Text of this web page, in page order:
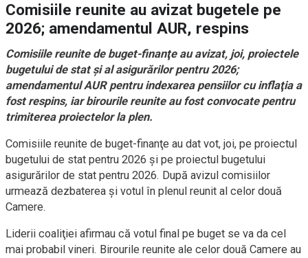
Comisiile reunite au avizat bugetele pe
2026; amendamentul AUR, respins
Comisiile reunite de buget-finanţe au avizat, joi, proiectele
bugetului de stat şi al asigurărilor pentru 2026;
amendamentul AUR pentru indexarea pensiilor cu inflaţia a
fost respins, iar birourile reunite au fost convocate pentru
trimiterea proiectelor la plen.
Comisiile reunite de buget-finanţe au dat vot, joi, pe proiectul
bugetului de stat pentru 2026 şi pe proiectul bugetului
asigurărilor de stat pentru 2026. După avizul comisiilor
urmează dezbaterea şi votul în plenul reunit al celor două
Camere.
Liderii coaliţiei afirmau că votul final pe buget se va da cel
mai probabil vineri. Birourile reunite ale celor două Camere au